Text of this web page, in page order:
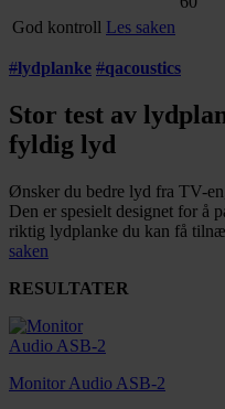
God kontroll Les saken
#lydplanke #qacoustics
Stor test av
fyldig lyd
Ønsker du bedre lyd fra TV-
Den er spesielt designet for å
riktig lydplanke du kan få
saken
RESULTATER
Monitor Audio ASB-2